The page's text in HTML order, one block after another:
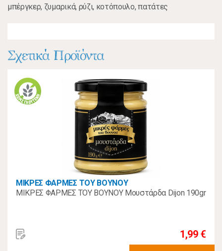
μπέργκερ, ζυμαρικά, ρύζι, κοτόπουλο, πατάτες
Σχετικά Προϊόντα
ΜΙΚΡΕΣ ΦΑΡΜΕΣ ΤΟΥ ΒΟΥΝΟΥ
ΜΙΚΡΕΣ ΦΑΡΜΕΣ ΤΟΥ ΒΟΥΝΟΥ Μουστάρδα Dijon 190gr
1,99 €